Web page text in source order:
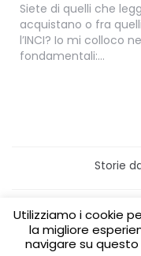
Siete di quelli che
acquistano o fra
l’INCI? Io mi colloco
fondamentali:…
Storie
Home
Green
Utilizziamo i cookie
la migliore
navigare su